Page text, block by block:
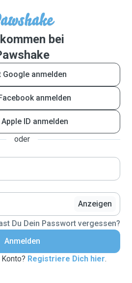
bei
Google anmelden
anmelden
ID anmelden
oder
Anzeigen
Du Dein Passwort vergessen?
Anmelden
Registriere Dich hier.